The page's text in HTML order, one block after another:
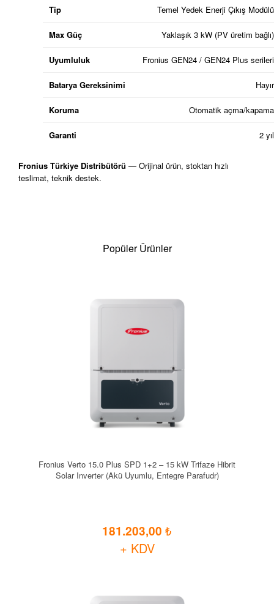
Tip
Temel Yedek Enerji Çıkış Modülü
Max Güç Yaklaşık 3 kW (PV üretim bağlı)
Uyumluluk Fronius GEN24 / GEN24 Plus serileri
Batarya Gereksinimi Hayır
Koruma Otomatik açma/kapama
Garanti 2 yıl
Fronius Türkiye Distribütörü — Orijinal ürün, stoktan hızlı
teslimat, teknik destek.
Popüler Ürünler
Fronius Verto 15.0 Plus SPD 1+2 – 15 kW Trifaze Hibrit
Solar Inverter (Akü Uyumlu, Entegre Parafudr)
181.203,00
+ KDV